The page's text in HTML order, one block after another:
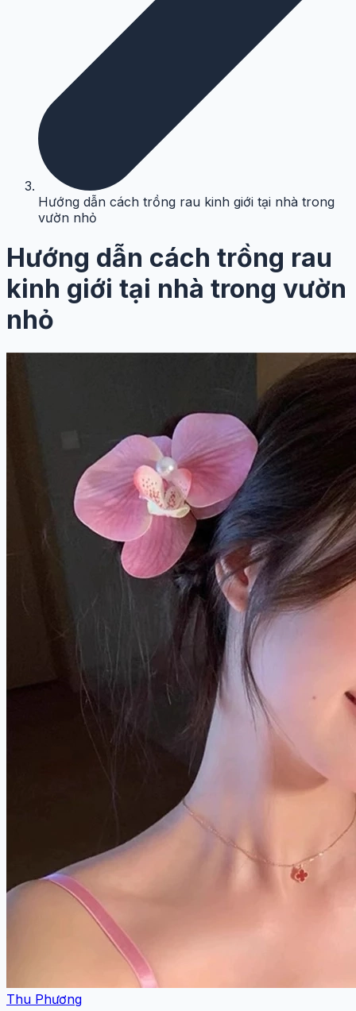
Hướng dẫn cách trồng rau kinh giới tại nhà trong
vườn nhỏ
Hướng dẫn cách trồng rau
kinh giới tại nhà trong vườn
nhỏ
Thu Phương